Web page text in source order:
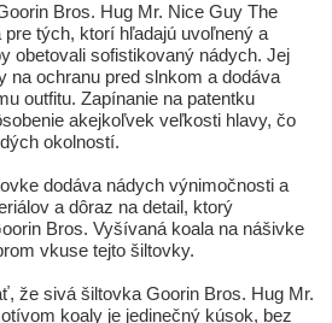
Bros. Hug Mr. Nice Guy The
pre tých, ktorí hľadajú uvoľnený a
obetovali sofistikovaný nádych. Jej
na ochranu pred slnkom a dodáva
outfitu. Zapínanie na patentku
akejkoľvek veľkosti hlavy, čo
okolností.
dodáva nádych výnimočnosti a
a dôraz na detail, ktorý
Bros. Vyšívaná koala na nášivke
vkuse tejto šiltovky.
že sivá šiltovka Goorin Bros. Hug Mr.
koaly je jedinečný kúsok, bez